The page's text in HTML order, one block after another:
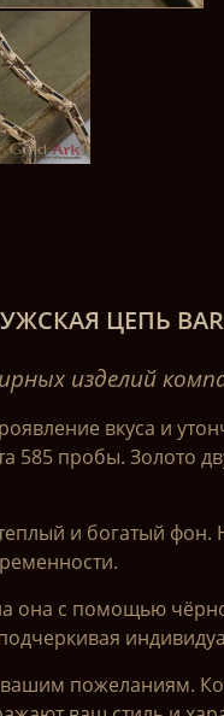
ЦЕПЬ
изделий
вкуса и
пробы. Золото
и богатый
она с помощью
пожеланиям.